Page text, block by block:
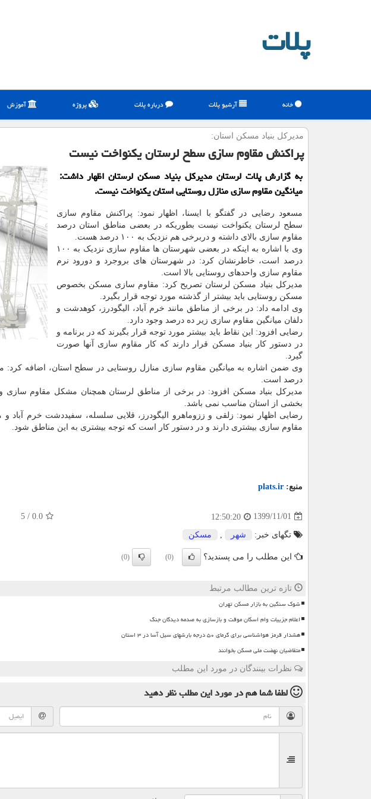
پلات
خانه آرشیو پلات درباره پلات پروژه آموزش
مدیركل بنیاد مسكن استان:
پراكنش مقاوم سازی سطح لرستان یكنواخت نیست
به گزارش پلات لرستان مدیرکل بنیاد مسکن لرستان اظهار داشت:
میانگین مقاوم سازی منازل روستایی استان یکنواخت نیست.
مسعود رضایی در گفتگو با ایسنا، اظهار نمود: پراکنش مقاوم سازی
سطح لرستان یکنواخت نیست بطوریکه در بعضی مناطق استان درصد
مقاوم سازی بالای داشته و دربرخی هم نزدیک به ۱۰۰ درصد هست.
وی با اشاره به اینکه در بعضی شهرستان ها مقاوم سازی نزدیک به ۱۰۰
درصد است، خاطرنشان کرد: در شهرستان های بروجرد و دورود نرم
مقاوم سازی واحدهای روستایی بالا است.
مدیرکل بنیاد مسکن لرستان تصریح کرد: مقاوم سازی مسکن بخصوص
مسکن روستایی باید بیشتر از گذشته مورد توجه قرار بگیرد.
وی ادامه داد: در برخی از مناطق مانند خرم آباد، الیگودرز، کوهدشت و
دلفان میانگین مقاوم سازی زیر ده درصد وجود دارد.
رضایی افزود: این نقاط باید بیشتر مورد توجه قرار بگیرند که در برنامه و
در دستور کار بنیاد مسکن قرار دارند که کار مقاوم سازی آنها صورت
گیرد.
درصد است.
مدیرکل بنیاد مسکن افزود: در برخی از مناطق لرستان همچنان مشکل مقاوم سازی
بخشی از استان مناسب نمی باشد.
رضایی اظهار نمود: زلقی و ززوماهرو الیگودرز، قلایی سلسله، سفیددشت خرم آباد
مقاوم سازی بیشتری دارند و در دستور کار است که توجه بیشتری به این مناطق شود.
منبع: plats.ir
1399/11/01
12:50:20
0.0
/
5
تگهای خبر: شهر مسكن
این مطلب را می پسندید؟ (0)
(0)
تازه ترین مطالب مرتبط
شوک سنگین به بازار مسکن تهران
اعلام جزییات وام اسکان موقت و بازسازی به صدمه دیدگان جنگ
هشدار قرمز هواشناسی برای گرمای ۵۰ درجه بارشهای سیل آسا در ۳ استان
متقاضیان نهضت ملی مسکن بخوانند
نظرات بینندگان در مورد این مطلب
لطفا شما همدر مورد این مطلبنظر دهید